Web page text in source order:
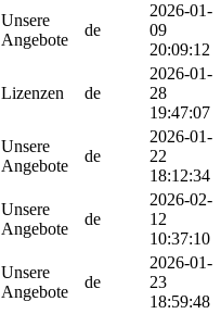
Unsere
Angebote
de
2026-01-
09
20:09:12
Lizenzen de
2026-01-
28
19:47:07
Unsere
Angebote
de
2026-01-
22
18:12:34
Unsere
Angebote
de
2026-02-
12
10:37:10
Unsere
Angebote
de
2026-01-
23
18:59:48